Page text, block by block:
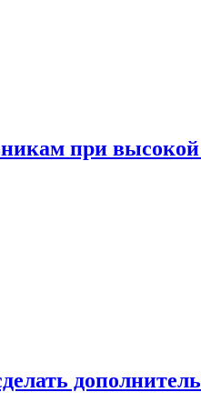
при высокой